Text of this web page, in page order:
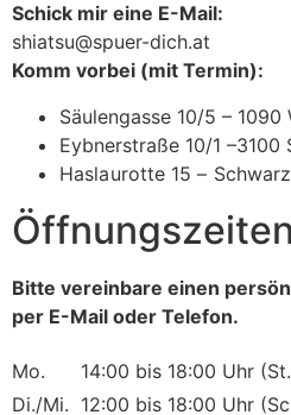
Schick mir eine E-Mail:
shiatsu@spuer-dich.at
Komm vorbei (mit Termin):
Säulengasse 10/5 – 1090
Eybnerstraße 10/1 –3100
Haslaurotte 15 –
Öffnungszeiten
Bitte vereinbare einen
per E-Mail oder Telefon.
Mo.
14:00 bis 18:00 Uhr
Di./Mi. 12:00 bis 18:00 Uhr